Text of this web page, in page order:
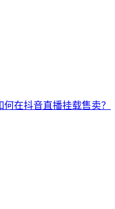
何在抖音直播挂载售卖？